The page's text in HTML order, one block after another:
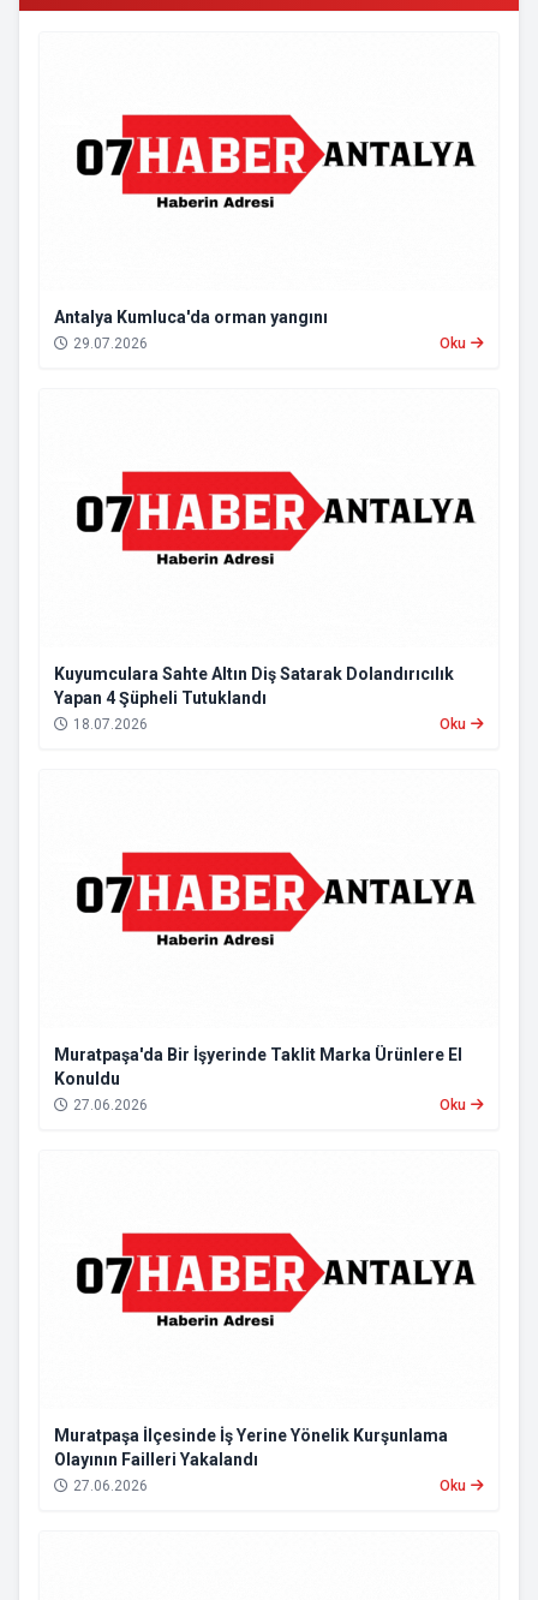
Antalya Kumluca'da orman yangını
29.07.2026 Oku
Kuyumculara Sahte Altın Diş Satarak Dolandırıcılık
Yapan 4 Şüpheli Tutuklandı
18.07.2026 Oku
Muratpaşa'da Bir İşyerinde Taklit Marka Ürünlere El
Konuldu
27.06.2026 Oku
Muratpaşa İlçesinde İş Yerine Yönelik Kurşunlama
Olayının Failleri Yakalandı
27.06.2026 Oku